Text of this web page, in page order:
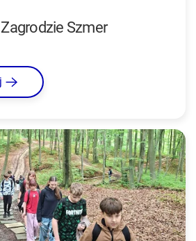
Szmer